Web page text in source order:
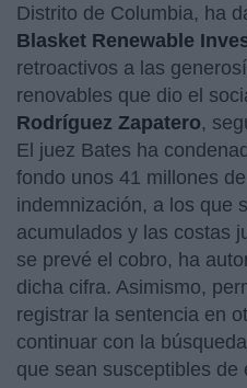
Distrito de Columbia, ha
Blasket Renewable
retroactivos a las
renovables que dio el
Rodríguez Zapatero,
El juez Bates ha
fondo unos 41 millones
indemnización, a los que
acumulados y las costas
se prevé el cobro, ha
dicha cifra. Asimismo,
registrar la sentencia en
continuar con la
que sean susceptibles de